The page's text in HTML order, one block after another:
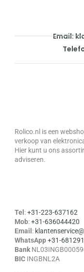
Email:
Rolico.nl is een
verkoop van
Hier kunt u ons
adviseren.
Tel :+31-223-637162
Mob:+31-636044420
Email :
WhatsApp+31-
Bank
BIC INGBNL2A